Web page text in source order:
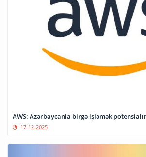
AWS: Azərbaycanla birgə işləmək
17-12-2025